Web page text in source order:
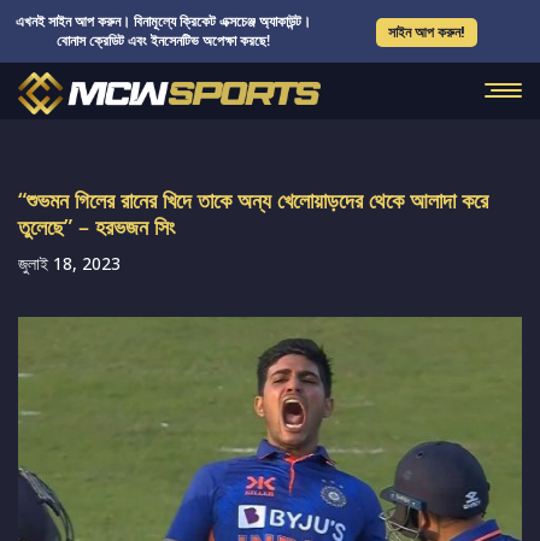
এখনই সাইন আপ করুন। বিনামূল্যে ক্রিকেট এক্সচেঞ্জ অ্যাকাউন্ট।
বোনাস ক্রেডিট এবং ইনসেনটিভ অপেক্ষা করছে!
সাইন আপ করুন!
“শুভমন গিলের রানের খিদে তাকে অন্য খেলোয়াড়দের থেকে আলাদা করে
তুলেছে” – হরভজন সিং
জুলাই 18, 2023